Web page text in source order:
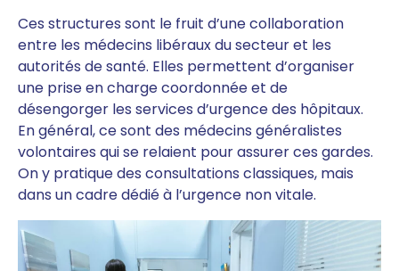
Ces structures sont le fruit d’une collaboration
entre les médecins libéraux du secteur et les
autorités de santé. Elles permettent d’organiser
une prise en charge coordonnée et de
désengorger les services d’urgence des hôpitaux.
En général, ce sont des médecins généralistes
volontaires qui se relaient pour assurer ces gardes.
On y pratique des consultations classiques, mais
dans un cadre dédié à l’urgence non vitale.